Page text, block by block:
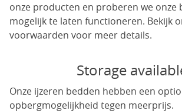
onze producten en proberen we onze
mogelijk te laten functioneren. Bekijk
voorwaarden voor meer details.
Storage
Onze ijzeren bedden hebben een
opbergmogelijkheid tegen meerprijs.